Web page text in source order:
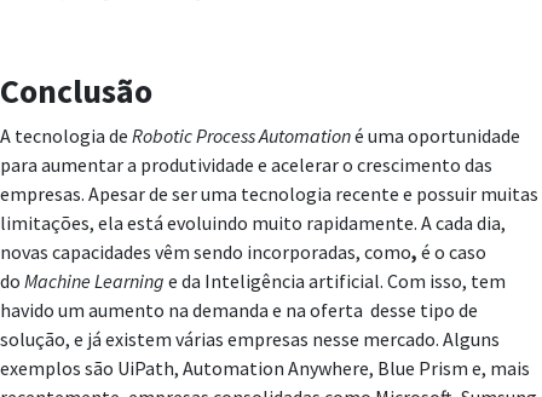
Conclusão
A tecnologia de Robotic Process Automationé uma oportunidade
para aumentar a produtividade e acelerar o crescimento das
empresas. Apesar de ser uma tecnologia recente e possuir muitas
limitações, ela está evoluindo muito rapidamente. A cada dia,
novas capacidades vêm sendo incorporadas, como, é o caso
do Machine Learning e da Inteligência artificial. Com isso, tem
havido um aumento na demanda e na oferta desse tipo de
solução, e já existem várias empresas nesse mercado. Alguns
exemplos são UiPath, Automation Anywhere, Blue Prism e, mais